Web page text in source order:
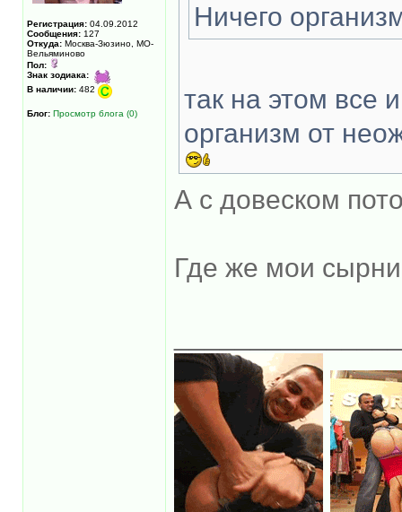
Регистрация: 04.09.2012
Сообщения: 127
Откуда: Москва-Зюзино, МО-
Вельяминово
Пол:
Знак зодиака:
В наличии: 482
Блог: Просмотр блога (0)
Ничего
так на этом все
организм от
А с довеском
Где же мои